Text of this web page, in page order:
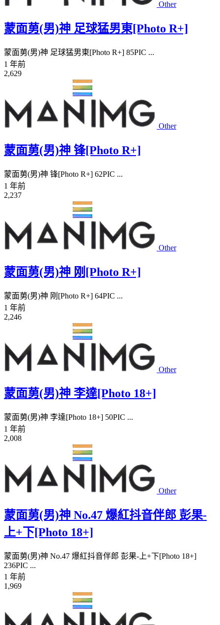
Other
蒙面莮(男)神 足球猛男東[Photo R+]
蒙面莮(男)神 足球猛男東[Photo R+] 85PIC ...
1 年前
2,629
Other
蒙面莮(男)神 锋[Photo R+]
蒙面莮(男)神 锋[Photo R+] 62PIC ...
1 年前
2,237
Other
蒙面莮(男)神 刚[Photo R+]
蒙面莮(男)神 刚[Photo R+] 64PIC ...
1 年前
2,246
Other
蒙面莮(男)神 李達[Photo 18+]
蒙面莮(男)神 李達[Photo 18+] 50PIC ...
1 年前
2,008
Other
蒙面莮(男)神 No.47 爆紅抖音伴郎 彭果-
上+下[Photo 18+]
蒙面莮(男)神 No.47 爆紅抖音伴郎 彭果-上+下[Photo 18+]
236PIC ...
1 年前
1,969